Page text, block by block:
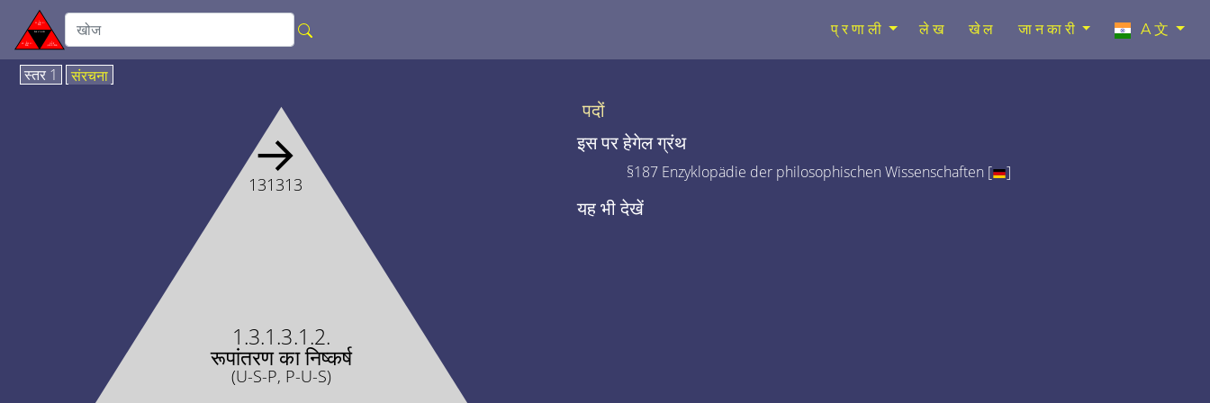
प्रणाली लेख खेल जानकारी A文
स्तर 1 संरचना
1.3.1.3.1.2.
रूपांतरण का निष्कर्ष
(U-S-P, P-U-S)
→
131313
पदों
इस पर हेगेल ग्रंथ
§187 Enzyklopädie der philosophischen Wissenschaften [ ]
यह भी देखें